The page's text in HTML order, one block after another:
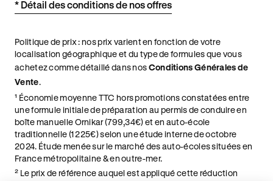
* Détail des conditions de nos offres
Politique de prix : nos prix varient en fonction de votre
localisation géographique et du type de formules que vous
achetez comme détaillé dans nosConditions Générales de
Vente.
¹ Économie moyenne TTC hors promotions constatées entre
une formule initiale de préparation au permis de conduire en
boîte manuelle Ornikar (799,34€) et en auto-école
traditionnelle (1 225€) selon une étude interne de octobre
2024. Étude menée sur le marché des auto-écoles situées en
France métropolitaine & en outre-mer.
² Le prix de référence auquel est appliqué cette réduction